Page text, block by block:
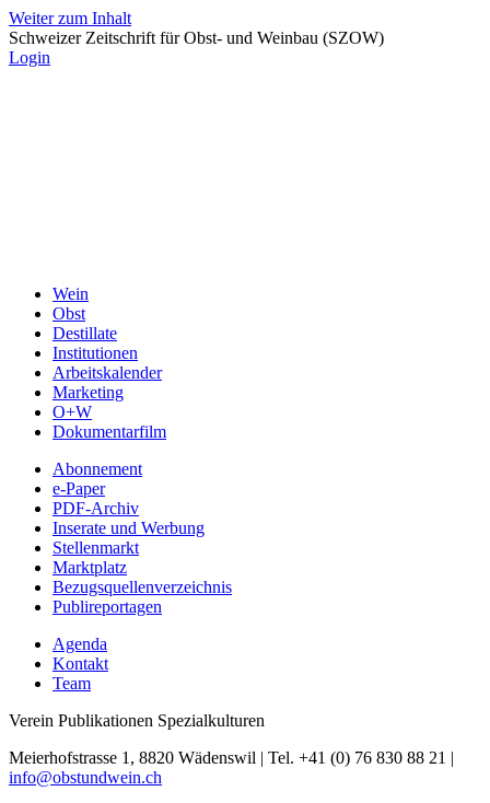
Weiter zum Inhalt
Schweizer Zeitschrift für Obst- und Weinbau (SZOW)
Login
Wein
Obst
Destillate
Institutionen
Arbeitskalender
Marketing
O+W
Dokumentarfilm
Abonnement
e-Paper
PDF-Archiv
Inserate und Werbung
Stellenmarkt
Marktplatz
Bezugsquellenverzeichnis
Publireportagen
Agenda
Kontakt
Team
Verein Publikationen Spezialkulturen
Meierhofstrasse 1, 8820 Wädenswil | Tel. +41 (0) 76 830 88 21 |
info@obstundwein.ch